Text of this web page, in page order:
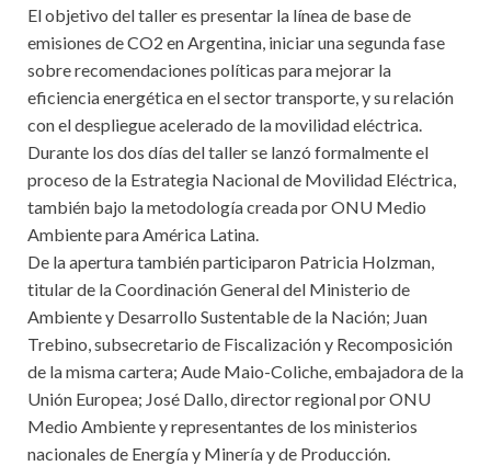
El objetivo del taller es presentar la línea de base de
emisiones de CO2 en Argentina, iniciar una segunda fase
sobre recomendaciones políticas para mejorar la
eficiencia energética en el sector transporte, y su relación
con el despliegue acelerado de la movilidad eléctrica.
Durante los dos días del taller se lanzó formalmente el
proceso de la Estrategia Nacional de Movilidad Eléctrica,
también bajo la metodología creada por ONU Medio
Ambiente para América Latina.
De la apertura también participaron Patricia Holzman,
titular de la Coordinación General del Ministerio de
Ambiente y Desarrollo Sustentable de la Nación; Juan
Trebino, subsecretario de Fiscalización y Recomposición
de la misma cartera; Aude Maio-Coliche, embajadora de la
Unión Europea; José Dallo, director regional por ONU
Medio Ambiente y representantes de los ministerios
nacionales de Energía y Minería y de Producción.